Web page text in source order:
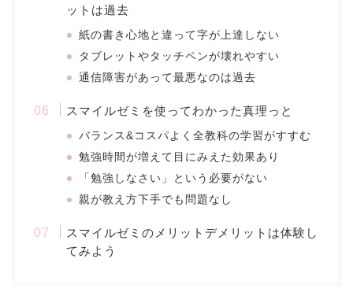
ットは過去
紙の書き心地と違って字が上達しない
タブレットやタッチペンが壊れやすい
通信障害があって最悪なのは過去
スマイルゼミを使ってわかった真理っと
バランス&コスパよく全教科の学習がすすむ
勉強時間が増えて目にみえた効果あり
「勉強しなさい」という必要がない
親が教え方下手でも問題なし
スマイルゼミのメリットデメリットは体験し
てみよう